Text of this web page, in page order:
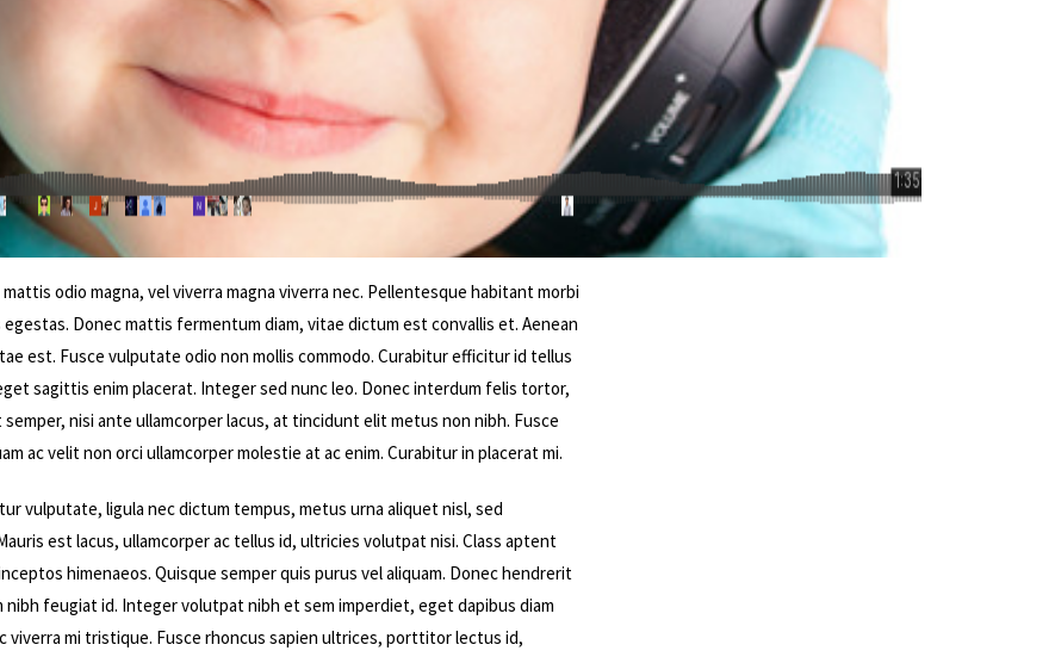
odio magna, vel viverra magna viverra nec. Pellentesque habitant morbi
Donec mattis fermentum diam, vitae dictum est convallis et. Aenean
est. Fusce vulputate odio non mollis commodo. Curabitur efficitur id tellus
sagittis enim placerat. Integer sed nunc leo. Donec interdum felis tortor,
nisi ante ullamcorper lacus, at tincidunt elit metus non nibh. Fusce
ac velit non orci ullamcorper molestie at ac enim. Curabitur in placerat mi.
vulputate, ligula nec dictum tempus, metus urna aliquet nisl, sed
est lacus, ullamcorper ac tellus id, ultricies volutpat nisi. Class aptent
himenaeos. Quisque semper quis purus vel aliquam. Donec hendrerit
feugiat id. Integer volutpat nibh et sem imperdiet, eget dapibus diam
viverra mi tristique. Fusce rhoncus sapien ultrices, porttitor lectus id,